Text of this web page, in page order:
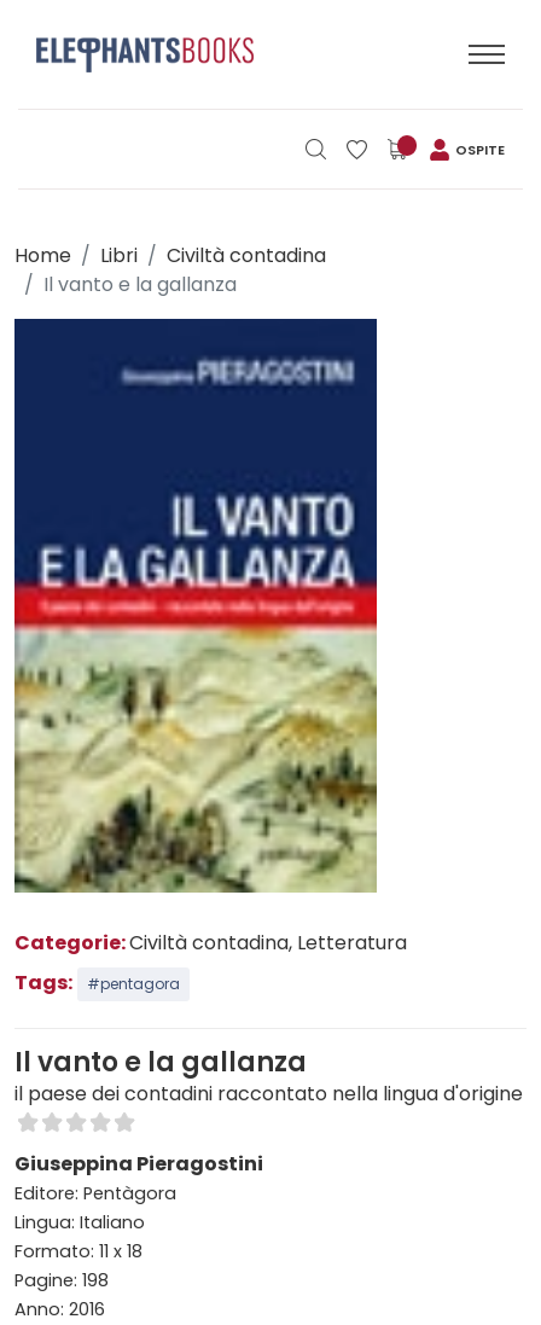
OSPITE
Home Libri
Civiltà contadina
Il vanto e la gallanza
Categorie:Civiltà contadina, Letteratura
Tags:
#pentagora
Il vanto e la gallanza
il paese dei contadini raccontato nella lingua d'origine
Giuseppina Pieragostini
Editore: Pentàgora
Lingua: Italiano
Formato: 11 x 18
Pagine: 198
Anno: 2016